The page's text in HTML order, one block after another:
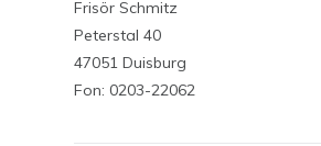
Frisör Schmitz
Peterstal 40
47051 Duisburg
Fon: 0203-22062